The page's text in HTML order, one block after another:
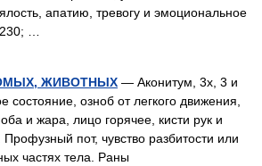
апатию, тревогу и эмоциональное
…
ЖИВОТНЫХ — Аконитум, 3х, 3 и
состояние, озноб от легкого движения,
и жара, лицо горячее, кисти рук и
пот, чувство разбитости или
частях тела. Раны